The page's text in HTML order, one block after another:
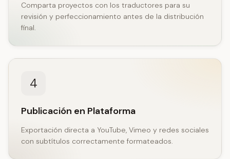
Comparta proyectos con los traductores para su
revisión y perfeccionamiento antes de la distribución
final.
4
Publicación en Plataforma
Exportación directa a YouTube, Vimeo y redes sociales
con subtítulos correctamente formateados.